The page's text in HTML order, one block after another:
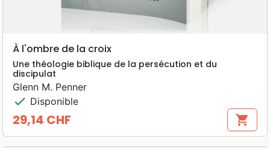
À l'ombre de la croix
Une théologie biblique de la persécution et du
discipulat
Glenn M. Penner
check Disponible
Prix
29,14 CHF shopping_cart